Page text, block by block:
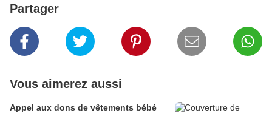
Partager
Vous aimerez aussi
Appel aux dons de vêtements bébé